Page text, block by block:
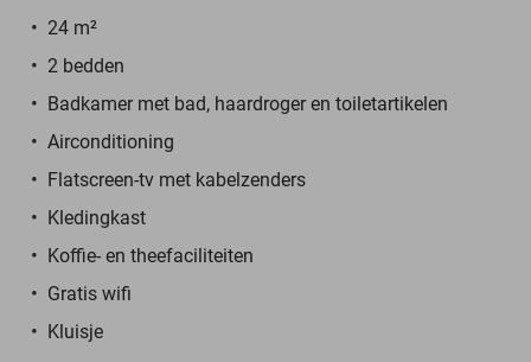
24 m²
2 bedden
Badkamer met bad, haardroger en toiletartikelen
Airconditioning
Flatscreen-tv met kabelzenders
Kledingkast
Koffie- en theefaciliteiten
Gratis wifi
Kluisje